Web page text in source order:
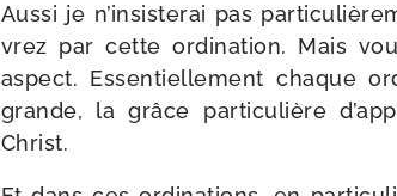
Aussi je n’insisterai pas
vrez par cette ordi­na­tion. Mais
aspect. Essentiellement chaque
grande, la grâce par­ti­cu­lière
Christ.